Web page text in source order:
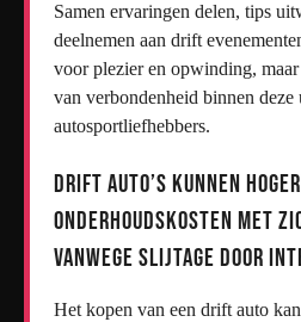
Samen ervaringen delen, tips
deelnemen aan drift
voor plezier en opwinding,
van verbondenheid binnen
autosportliefhebbers.
Drift auto’s kunnen
onderhoudskosten met
vanwege slijtage door
Het kopen van een drift auto